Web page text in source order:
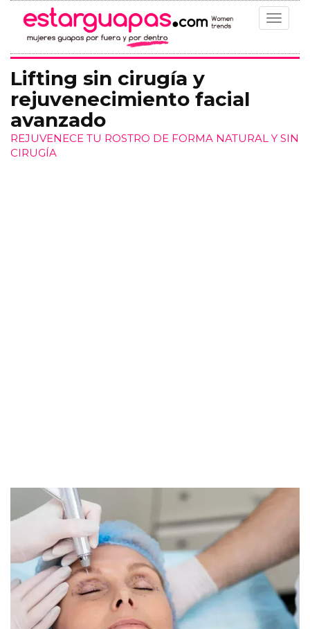
Toggle
Lifting sin cirugía y
rejuvenecimiento facial
avanzado
REJUVENECE TU ROSTRO DE FORMA NATURAL Y SIN
CIRUGÍA